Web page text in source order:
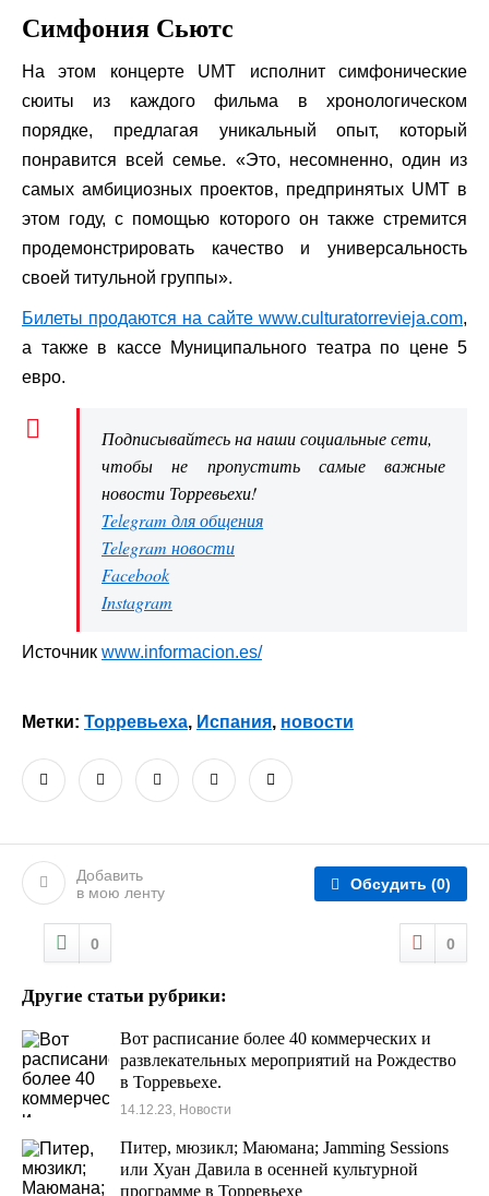
Симфония Сьютс
На этом концерте UMT исполнит симфонические
сюиты из каждого фильма в хронологическом
порядке, предлагая уникальный опыт, который
понравится всей семье. «Это, несомненно, один из
самых амбициозных проектов, предпринятых UMT в
этом году, с помощью которого он также стремится
продемонстрировать качество и универсальность
своей титульной группы».
Билеты продаются на сайте www.culturatorrevieja.com,
а также в кассе Муниципального театра по цене 5
евро.
Подписывайтесь на наши социальные сети,
чтобы не пропустить самые важные
новости Торревьехи!
Telegram для общения
Telegram новости
Facebook
Instagram
Источник www.informacion.es/
Метки: Торревьеха, Испания, новости
Добавить
в мою ленту
Обсудить (0)
0 0
Другие статьи рубрики:
Вот расписание более 40 коммерческих и
развлекательных мероприятий на Рождество
в Торревьехе.
14.12.23, Новости
Питер, мюзикл; Маюмана; Jamming Sessions
или Хуан Давила в осенней культурной
программе в Торревьехе